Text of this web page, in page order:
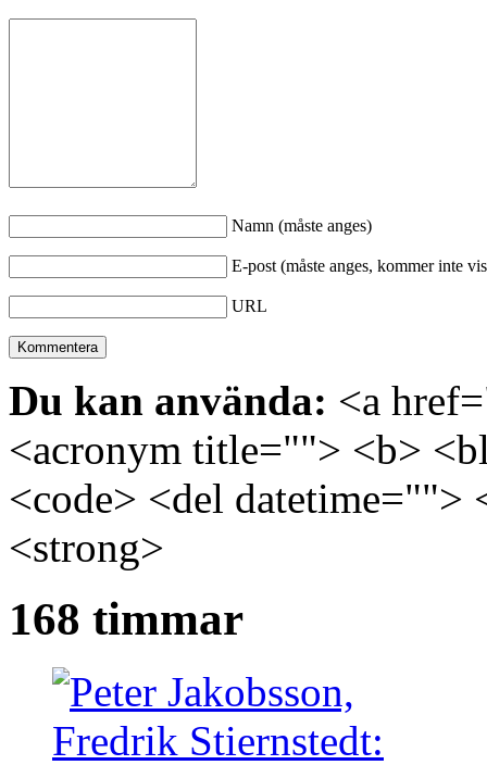
Namn (måste anges)
E-post (måste anges, kommer inte
URL
Du kan använda: <a
<acronym title=""> <b>
<code> <del
<strong>
168 timmar